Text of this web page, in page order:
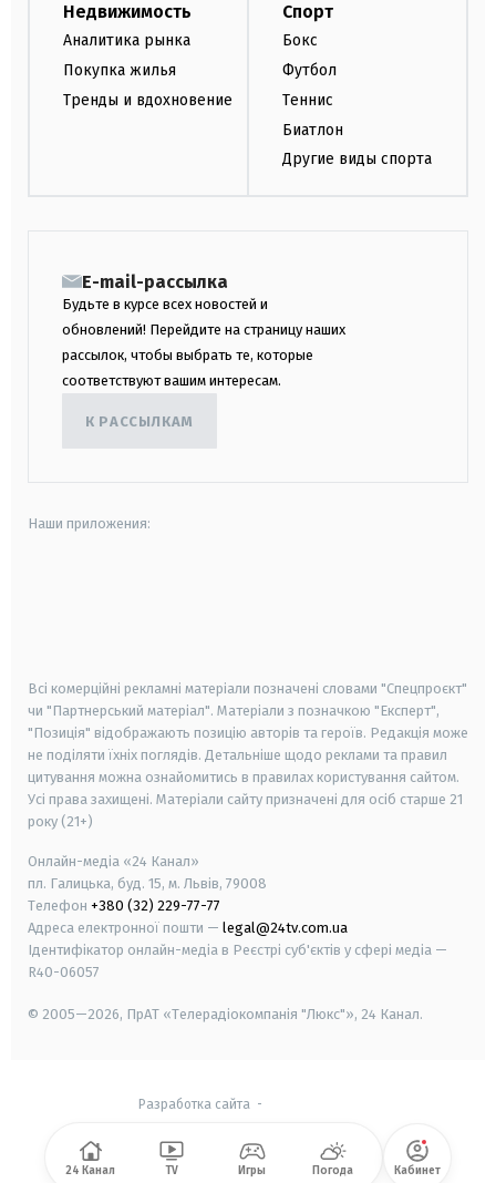
Недвижимость
Аналитика рынка
Покупка жилья
Тренды и вдохновение
Спорт
Бокс
Футбол
Теннис
Биатлон
Другие виды спорта
E-mail-рассылка
Будьте в курсе всех новостей и
обновлений! Перейдите на страницу наших
рассылок, чтобы выбрать те, которые
соответствуют вашим интересам.
К РАССЫЛКАМ
Наши приложения:
Всі комерційні рекламні матеріали позначені словами "Спецпроєкт"
чи "Партнерський матеріал". Матеріали з позначкою "Експерт",
"Позиція" відображають позицію авторів та героїв. Редакція може
не поділяти їхніх поглядів. Детальніше щодо реклами та правил
цитування можна ознайомитись в правилах користування сайтом.
Усі права захищені. Матеріали сайту призначені для осіб старше 21
року (21+)
Онлайн-медіа «24 Канал»
пл. Галицька, буд. 15, м. Львів, 79008
Телефон +380 (32) 229-77-77
Адреса електронної пошти — legal@24tv.com.ua
Ідентифікатор онлайн-медіа в Реєстрі суб'єктів у сфері медіа —
R40-06057
© 2005—2026, ПрАТ «Телерадіокомпанія "Люкс"», 24 Канал.
Разработка сайта -
24 Канал TV Игры Погода Кабинет